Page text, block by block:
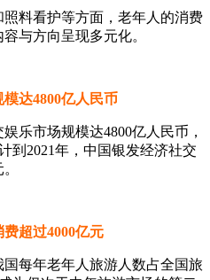
料看护等方面，老年人的消费
与方向呈现多元化。
达4800亿人民币
市场规模达4800亿人民币，
到2021年，中国银发经济社交
超过4000亿元
每年老年人旅游人数占全国旅